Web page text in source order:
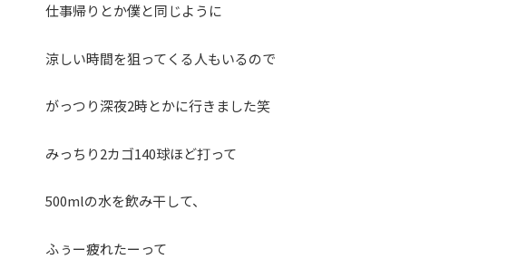
仕事帰りとか僕と同じように
涼しい時間を狙ってくる人もいるので
がっつり深夜2時とかに行きました笑
みっちり2カゴ140球ほど打って
500mlの水を飲み干して、
ふぅー疲れたーって